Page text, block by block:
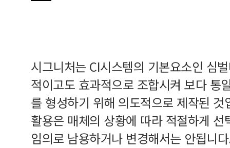
시그니처는 CI시스템의 기본요소인 심
적이고도 효과적으로 조합시켜 보다 통
를 형성하기 위해 의도적으로 제작된 것
활용은 매체의 상황에 따라 적절하게
임의로 남용하거나 변경해서는 안됩니